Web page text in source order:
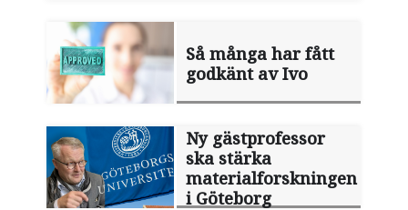
Så många har fått
godkänt av Ivo
Ny gästprofessor
ska stärka
materialforskningen
i Göteborg